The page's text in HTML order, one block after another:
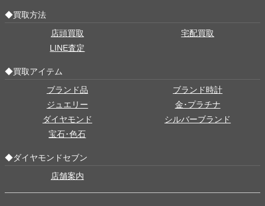
◆買取方法
店頭買取
宅配買取
LINE査定
◆買取アイテム
ブランド品
ブランド時計
ジュエリー
金･プラチナ
ダイヤモンド
シルバーブランド
宝石･色石
◆ダイヤモンドセブン
店舗案内